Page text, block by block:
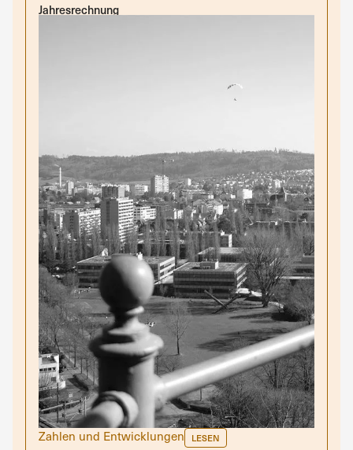
Jahresrechnung
Zahlen und Entwicklungen LESEN